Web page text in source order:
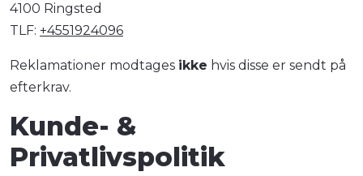
4100 Ringsted
TLF: +4551924096
Reklamationer modtages ikke hvis disse er sendt på
efterkrav.
Kunde- &
Privatlivspolitik